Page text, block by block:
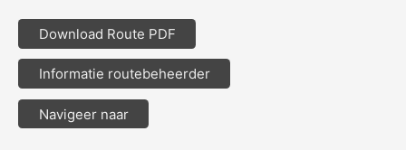
Download Route PDF
Informatie routebeheerder
Navigeer naar